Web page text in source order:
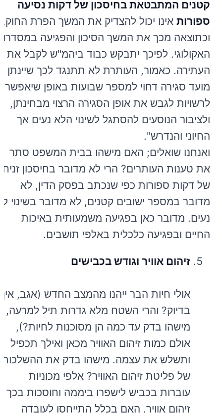
קטנים המתבטאת בחיסכון של דקות נסיעה
ספורות אינו יכול להצדיק את המשך הפרת החוק,
וכתוצאה מכך את המשך הסיכון והפגיעה במסדרון
האקולוגי. לפיכך יתבקש כבוד ביהמ"ש לקבל את
העתירה. כאמור, העותרת לא תתנגד לכך שיינתן
מועד סגירה דחוי למספר שבועות באופן שיאפשר
לרשויות לגבש את אופן הסגירה הרצוי מבחינתן,
ולציבור הנוסעים להסתגל לשינוי הלא נעים אך
החיוני והנדרש".
ואנחנו שואלים; האם מישהו בבית המשפט סתר
את טענות העותרים? הרי לא מדובר בחיסכון זניח
של דקות ספורות כפי שנכתב בפסק הדין, לא
מדובר במספר ישובים קטנים, לא מדובר בשינוי
נעים. מדובר כאן בפגיעה משמעותית באיכות
החיים ובפגיעה כלכלית באלפי תושבים.
זיהום אוויר וגודש בכבישים
אולי חיות הבר ייהנו מהמצב החדש (אגב, איך
בדיוק? והרי השטח מלא גדרות תיל למרעה,
מישהו בדק עד כמה הן מסוכנות לחיות?),
אולם כמות זיהום האוויר מכאן ואילך תכפיל
ותשלש את עצמה. מישהו בדק את ההשלכות
של פליטת זיהום האוויר? אלפי מכוניות
עוברות בכביש לישפרו ביממה וחוסכות בכך
זיהום אוויר. האם בכלל התייחסו לעובדה